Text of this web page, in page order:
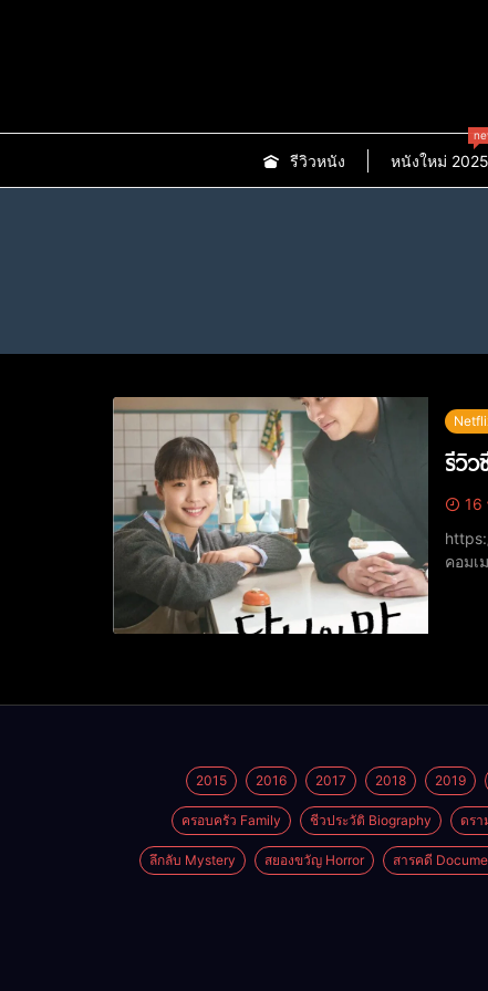
รีวิวหนัง หนังใหม่ 2025
รีวิว
16
https://
คอมเ
2015 2016 2017 2018 2019
ครอบครัว Family ชีวประวัติ Biography ดรา
ลึกลับ Mystery สยองขวัญ Horror สารคดี